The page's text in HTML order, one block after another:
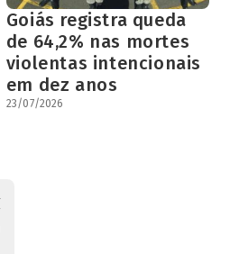
Goiás registra queda
de 64,2% nas mortes
violentas intencionais
em dez anos
23/07/2026